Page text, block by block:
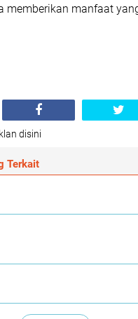
memberikan manfaat
disini
Terkait